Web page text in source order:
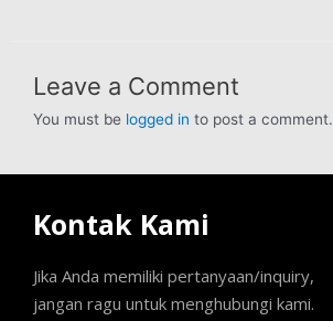
Leave a Comment
You must be logged in to post a comment.
Kontak Kami
Jika Anda memiliki pertanyaan/inquiry,
jangan ragu untuk menghubungi kami.